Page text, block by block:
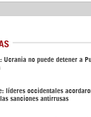
Ucrania no puede detener a
líderes occidentales
las sanciones antirrusas